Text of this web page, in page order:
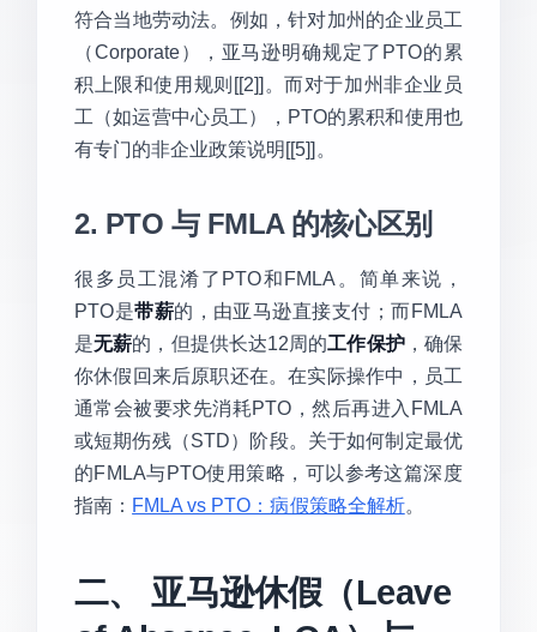
符合当地劳动法。例如，针对加州的企业员工
（Corporate），亚马逊明确规定了PTO的累
积上限和使用规则[[2]]。而对于加州非企业员
工（如运营中心员工），PTO的累积和使用也
有专门的非企业政策说明[[5]]。
2. PTO 与 FMLA 的核心区别
很多员工混淆了PTO和FMLA。简单来说，
PTO是带薪的，由亚马逊直接支付；而FMLA
是无薪的，但提供长达12周的工作保护，确保
你休假回来后原职还在。在实际操作中，员工
通常会被要求先消耗PTO，然后再进入FMLA
或短期伤残（STD）阶段。关于如何制定最优
的FMLA与PTO使用策略，可以参考这篇深度
指南： FMLA vs PTO：病假策略全解析。
二、 亚马逊休假（Leave